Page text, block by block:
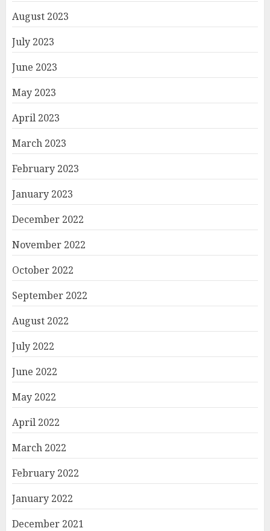
August 2023
July 2023
June 2023
May 2023
April 2023
March 2023
February 2023
January 2023
December 2022
November 2022
October 2022
September 2022
August 2022
July 2022
June 2022
May 2022
April 2022
March 2022
February 2022
January 2022
December 2021